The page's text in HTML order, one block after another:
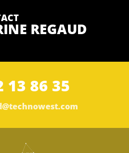
REGAUD
13 86 35